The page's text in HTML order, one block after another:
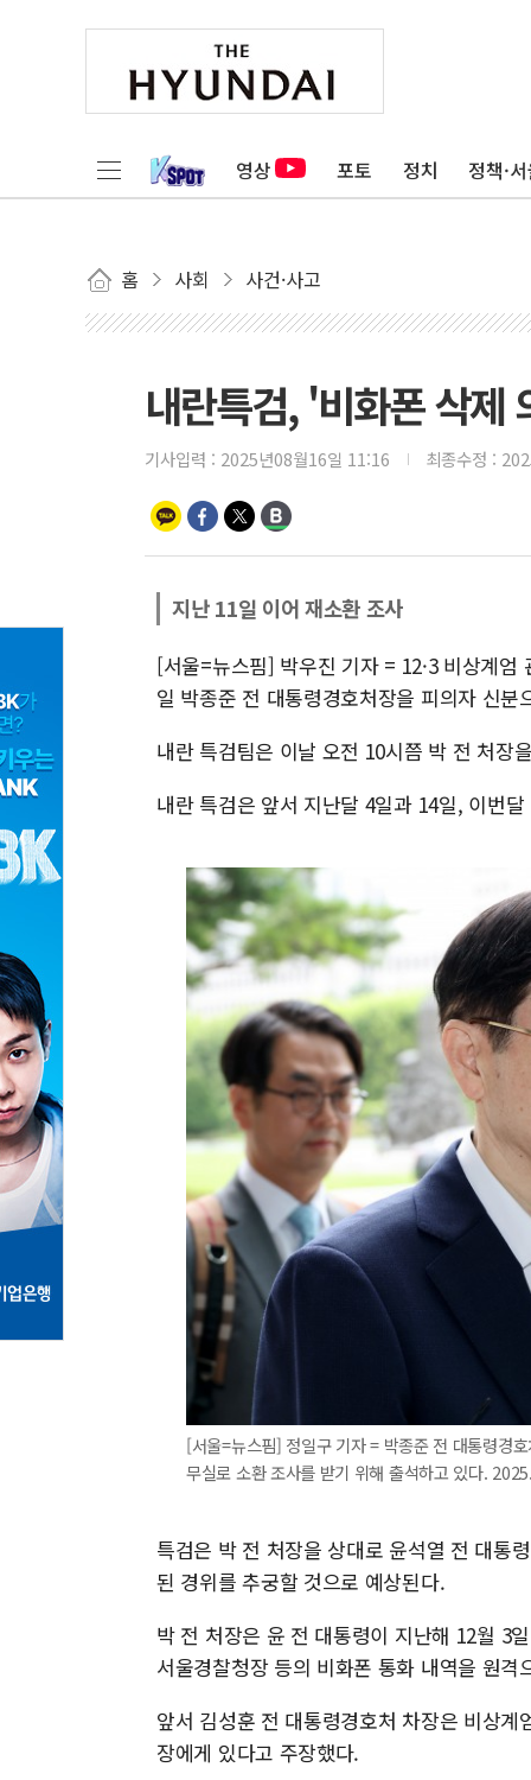
영상 포토 정치 정책·
홈 사회 사건·사고
내란특검, '비화폰 삭제
기사입력 : 2025년08월16일 11:16 최종수정 :
지난 11일 이어 재소환 조사
[서울=뉴스핌] 박우진 기자 = 12·3 비상계
일 박종준 전 대통령경호처장을 피의자 신분
내란 특검팀은 이날 오전 10시쯤 박 전 처장
내란 특검은 앞서 지난달 4일과 14일, 이번
[서울=뉴스핌] 정일구 기자 = 박종준 전 대통령경
무실로 소환 조사를 받기 위해 출석하고 있다.
특검은 박 전 처장을 상대로 윤석열 전 대통
된 경위를 추궁할 것으로 예상된다.
박 전 처장은 윤 전 대통령이 지난해 12월 3
서울경찰청장 등의 비화폰 통화 내역을 원
앞서 김성훈 전 대통령경호처 차장은 비상
장에게 있다고 주장했다.